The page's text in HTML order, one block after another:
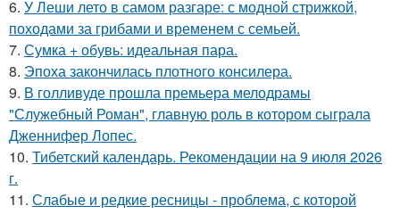
6. У Леши лето в самом разгаре: с модной стрижкой,
походами за грибами и временем с семьей.
7. Сумка + обувь: идеальная пара.
8. Эпоха закончилась плотного консилера.
9. В голливуде прошла премьера мелодрамы
"Служебный Роман", главную роль в котором сыграла
Дженнифер Лопес.
10. Тибетский календарь. Рекомендации на 9 июля 2026
г.
11. Слабые и редкие ресницы - проблема, с которой